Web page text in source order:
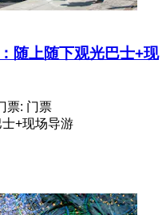
随上随下观光巴士+现
票: 门票
+现场导游